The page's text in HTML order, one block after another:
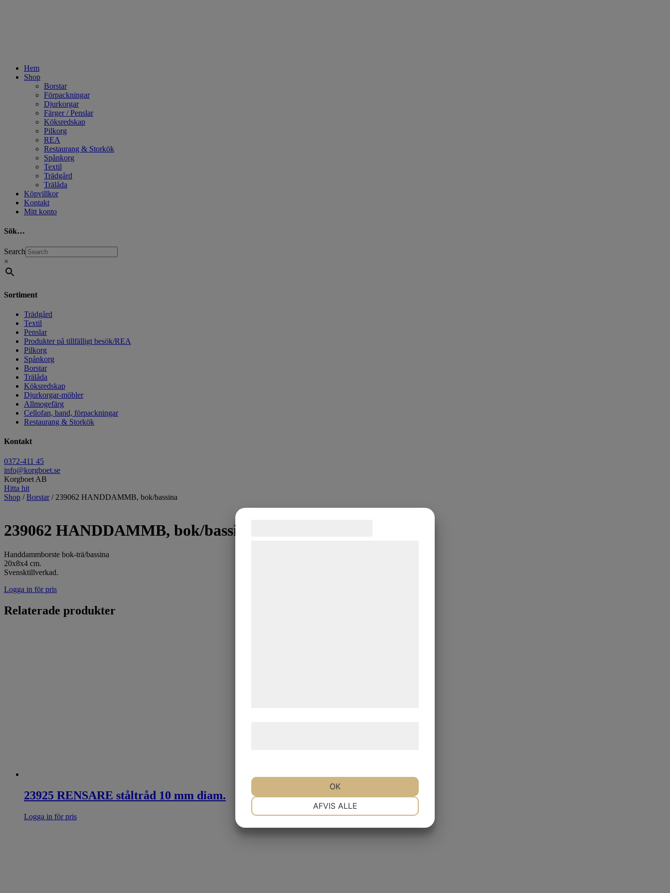
Hem
Shop
Borstar
Förpackningar
Djurkorgar
Färger / Penslar
Köksredskap
Pilkorg
REA
Restaurang & Storkök
Spånkorg
Textil
Trädgård
Trälåda
Köpvillkor
Kontakt
Mitt konto
Sök…
Search
×
Sortiment
Trädgård
Textil
Penslar
Produkter på tillfälligt besök/REA
Pilkorg
Spånkorg
Borstar
Trälåda
Köksredskap
Djurkorgar-möbler
Allmogefärg
Cellofan, band, förpackningar
Restaurang & Storkök
Kontakt
0372-411 45
info@korgboet.se
Korgboet AB
Hitta hit
Shop /Borstar/ 239062 HANDDAMMB, bok/bassina
239062 HANDDAMMB, bok/bassina
Handdammborste bok-trä/bassina
20x8x4 cm.
Svensktillverkad.
Logga in för pris
Relaterade produkter
23925 RENSARE ståltråd 10 mm diam.
Logga in för pris
AFVIS ALLE
OK